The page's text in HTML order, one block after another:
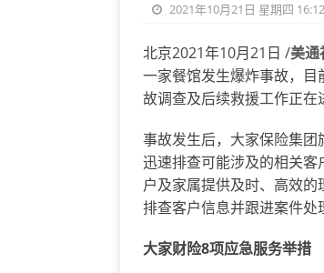
2021年10月21日 星期四 16:12
北京2021年10月21日 /美通
一家餐馆发生爆炸事故，
故调查及后续救援工作正在
事故发生后，大家保险集团
迅速排查可能涉及的相关
户及家属提供及时、高效
排查客户信息并跟进案件处
大家财险8项应急服务举措